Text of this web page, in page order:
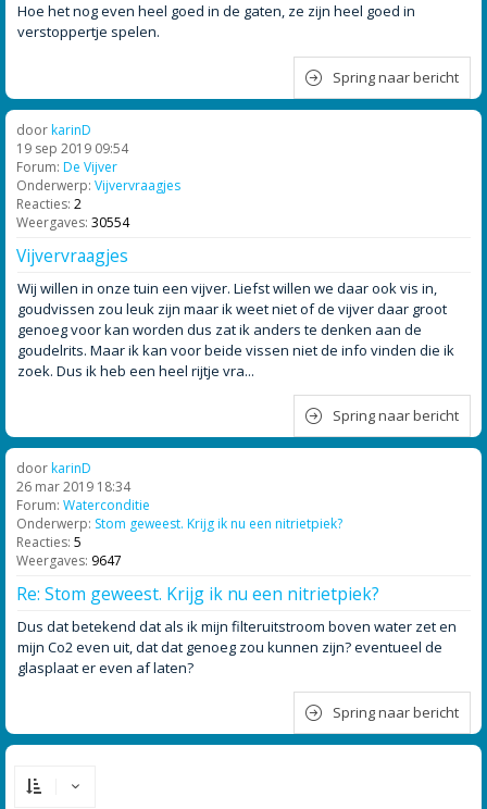
Hoe het nog even heel goed in de gaten, ze zijn heel goed in
verstoppertje spelen.
Spring naar bericht
doorkarinD
19 sep 2019 09:54
Forum: De Vijver
Onderwerp: Vijvervraagjes
Reacties: 2
Weergaves: 30554
Vijvervraagjes
Wij willen in onze tuin een vijver. Liefst willen we daar ook vis in,
goudvissen zou leuk zijn maar ik weet niet of de vijver daar groot
genoeg voor kan worden dus zat ik anders te denken aan de
goudelrits. Maar ik kan voor beide vissen niet de info vinden die ik
zoek. Dus ik heb een heel rijtje vra...
Spring naar bericht
doorkarinD
26 mar 2019 18:34
Forum: Waterconditie
Onderwerp: Stom geweest. Krijg ik nu een nitrietpiek?
Reacties: 5
Weergaves: 9647
Re: Stom geweest. Krijg ik nu een nitrietpiek?
Dus dat betekend dat als ik mijn filteruitstroom boven water zet en
mijn Co2 even uit, dat dat genoeg zou kunnen zijn? eventueel de
glasplaat er even af laten?
Spring naar bericht